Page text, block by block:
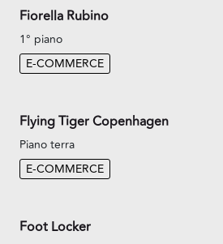
Fiorella Rubino
1° piano
E-COMMERCE
Flying Tiger Copenhagen
Piano terra
E-COMMERCE
Foot Locker